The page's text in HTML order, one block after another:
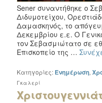
Sener συναντήθηκε ο
Διδυμοτείχου,
Δαμασκηνός, το
Δεκεμβρίου ε.ε. Ο
τον Σεβασμιώτατο σε
Επισκοπείο της …
Κατηγορίες: Ενημέρωση,
Γκαλερί